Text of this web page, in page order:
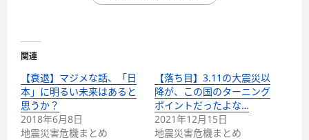
関連
【衰退】マジメな話、「日
本」に明るい未来はあると
思うか？
2018年6月8日
地震災害危機まとめ
【落ち目】3.11の大震災以
降が、この国のターニング
ポイントだったよな…
2021年12月15日
地震災害危機まとめ